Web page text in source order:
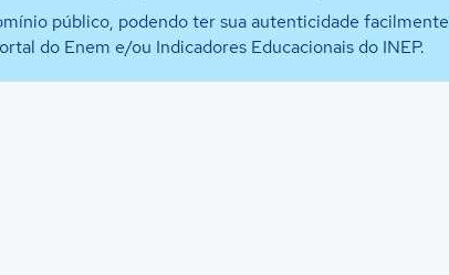
público, podendo ter sua autenticidade facilmente
do Enem e/ou Indicadores Educacionais do INEP.